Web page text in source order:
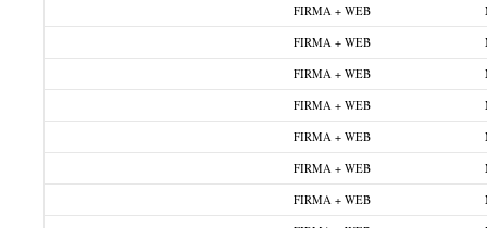
FIRMA + WEB
FIRMA + WEB
FIRMA + WEB
FIRMA + WEB
FIRMA + WEB
FIRMA + WEB
FIRMA + WEB